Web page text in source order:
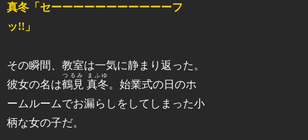
真冬「セーーーーーーーーーーーフ
ッ!!」
その瞬間、教室は一気に静まり返った。
彼女の名は鶴見 真冬
つるみ まふゆ
。始業式の日のホ
ームルームでお漏らしをしてしまった小
柄な女の子だ。